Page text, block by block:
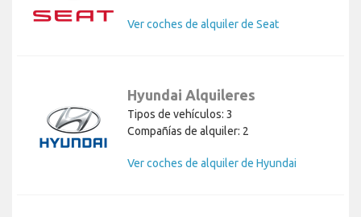
Ver coches de alquiler de Seat
Hyundai Alquileres
Tipos de vehículos: 3
Compañías de alquiler: 2
Ver coches de alquiler de Hyundai